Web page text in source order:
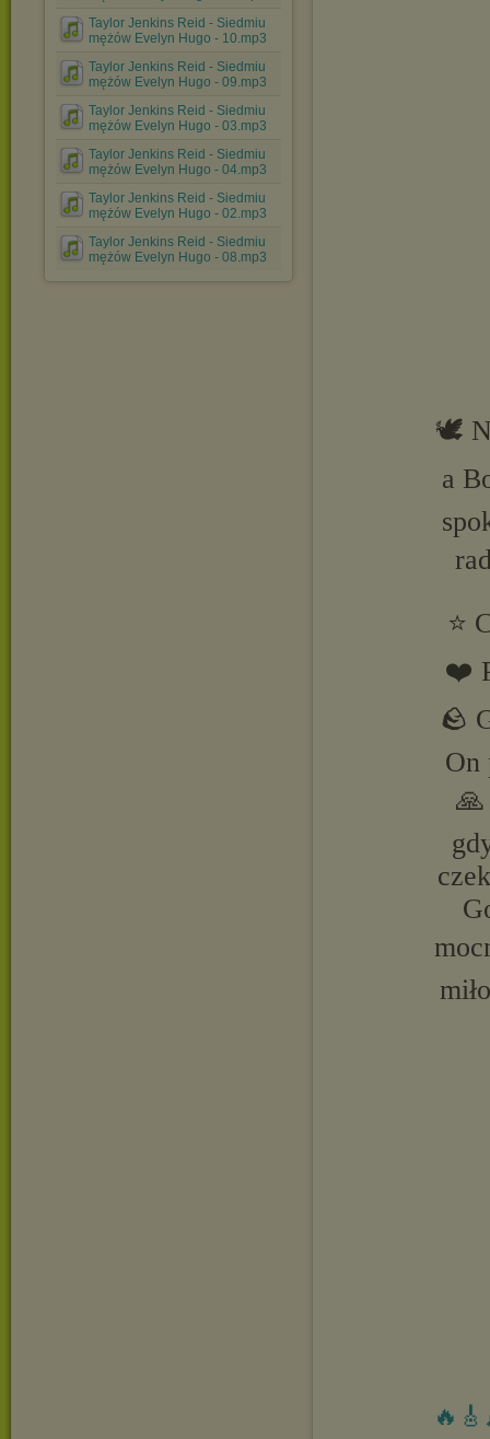
Taylor Jenkins Reid - Siedmiu
mężów Evelyn Hugo - 10.mp3
Taylor Jenkins Reid - Siedmiu
mężów Evelyn Hugo - 09.mp3
Taylor Jenkins Reid - Siedmiu
mężów Evelyn Hugo - 03.mp3
Taylor Jenkins Reid - Siedmiu
mężów Evelyn Hugo - 04.mp3
Taylor Jenkins Reid - Siedmiu
mężów Evelyn Hugo - 02.mp3
Taylor Jenkins Reid - Siedmiu
mężów Evelyn Hugo - 08.mp3
🕊️
a
⭐
❤️
🪨
On
🙏